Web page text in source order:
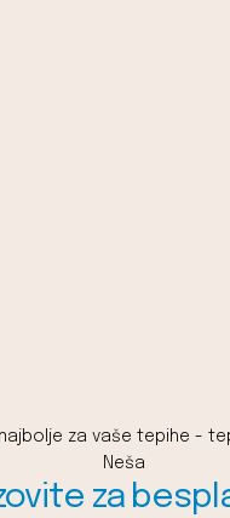
za vaše tepihe -
Neša
za